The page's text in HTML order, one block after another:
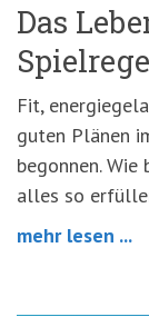
Das
Fit,
guten Plänen
begonnen.
alles so
mehr lesen ...